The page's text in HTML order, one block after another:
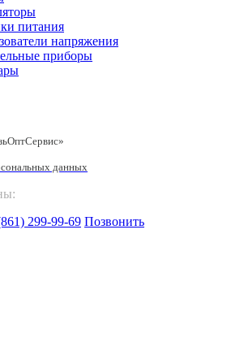
питания
напряжения
приборы
данных
299-99-69 Позвонить